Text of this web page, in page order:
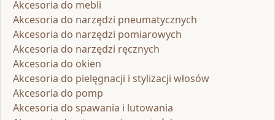
Akcesoria do mebli
Akcesoria do narzędzi pneumatycznych
Akcesoria do narzędzi pomiarowych
Akcesoria do narzędzi ręcznych
Akcesoria do okien
Akcesoria do pielęgnacji i stylizacji włosów
Akcesoria do pomp
Akcesoria do spawania i lutowania